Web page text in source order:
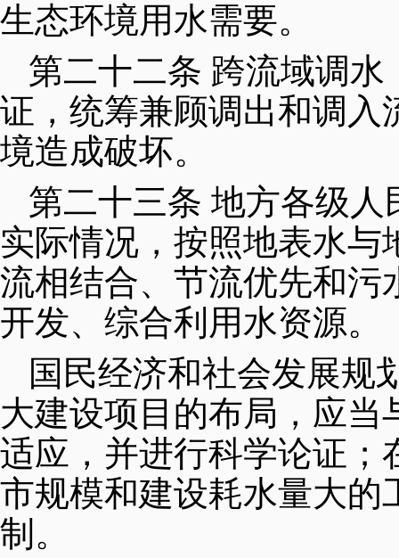
生态环境用水需要。
第二十二条 跨流域调
证，统筹兼顾调出和调入
境造成破坏。
第二十三条 地方各级
实际情况，按照地表水
流相结合、节流优先和污
开发、综合利用水资源。
国民经济和社会发展规
大建设项目的布局，应
适应，并进行科学论证；
市规模和建设耗水量大的
制。